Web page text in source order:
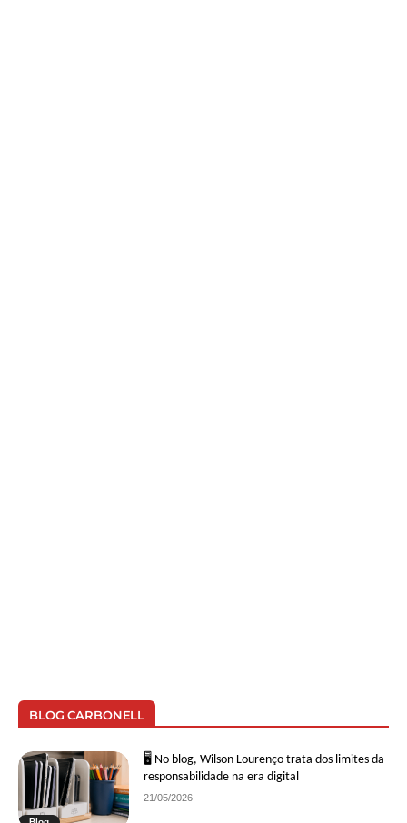
BLOG CARBONELL
🖥 No blog, Wilson Lourenço trata dos limites da
responsabilidade na era digital
21/05/2026